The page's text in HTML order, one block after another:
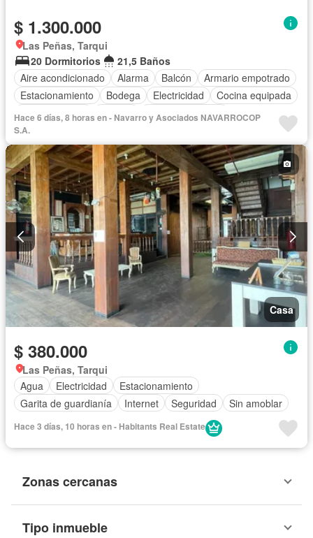
$ 1.300.000
Las Peñas, Tarqui
20 Dormitorios
21,5 Baños
Aire acondicionado
Alarma Balcón
Armario empotrado
Estacionamiento
Bodega Electricidad
Cocina equipada
Cocina integral
Internet
Vista panorámica
Cuarto de servicio
Garita de guardianía
Seguridad
Completamente amoblado
Hace 6 días, 8 horas en - Navarro y Asociados NAVARROCOP
S.A.
Casa
$ 380.000
Las Peñas, Tarqui
Agua
Electricidad
Estacionamiento
Garita de guardianía
Internet Seguridad Sin amoblar
Hace 3 días, 10 horas en - Habitants Real Estate
Zonas cercanas
Tipo inmueble